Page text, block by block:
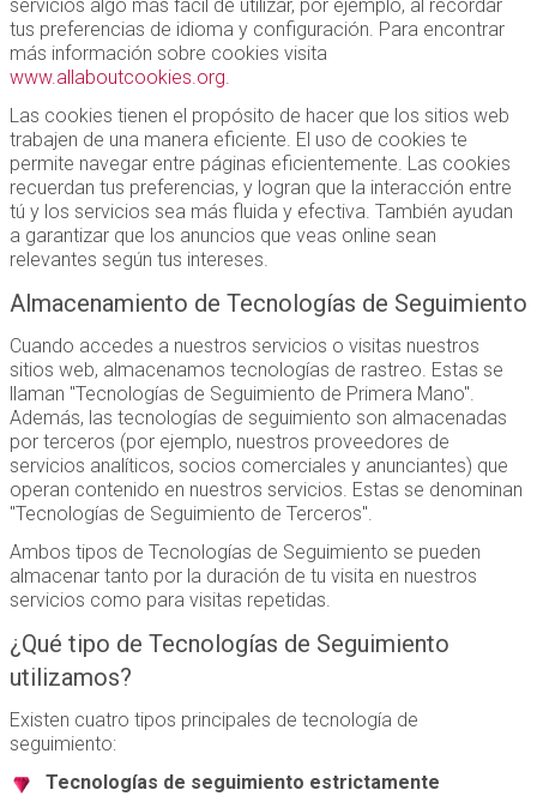
servicios algo más fácil de utilizar, por ejemplo, al recordar
tus preferencias de idioma y configuración. Para encontrar
más información sobre cookies visita
www.allaboutcookies.org.
Las cookies tienen el propósito de hacer que los sitios web
trabajen de una manera eficiente. El uso de cookies te
permite navegar entre páginas eficientemente. Las cookies
recuerdan tus preferencias, y logran que la interacción entre
tú y los servicios sea más fluida y efectiva. También ayudan
a garantizar que los anuncios que veas online sean
relevantes según tus intereses.
Almacenamiento de Tecnologías de Seguimiento
Cuando accedes a nuestros servicios o visitas nuestros
sitios web, almacenamos tecnologías de rastreo. Estas se
llaman "Tecnologías de Seguimiento de Primera Mano".
Además, las tecnologías de seguimiento son almacenadas
por terceros (por ejemplo, nuestros proveedores de
servicios analíticos, socios comerciales y anunciantes) que
operan contenido en nuestros servicios. Estas se denominan
"Tecnologías de Seguimiento de Terceros".
Ambos tipos de Tecnologías de Seguimiento se pueden
almacenar tanto por la duración de tu visita en nuestros
servicios como para visitas repetidas.
¿Qué tipo de Tecnologías de Seguimiento
utilizamos?
Existen cuatro tipos principales de tecnología de
seguimiento:
Tecnologías de seguimiento estrictamente